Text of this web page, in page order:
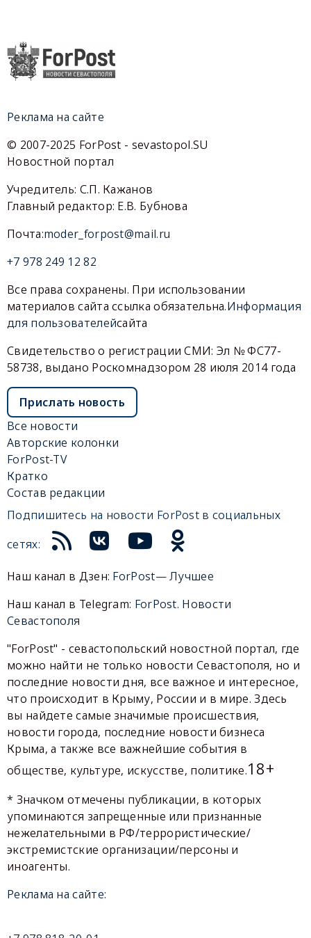
Реклама на сайте
© 2007-2025 ForPost - sevastopol.SU
Новостной портал
Учредитель: С.П. Кажанов
Главный редактор: Е.В. Бубнова
Почта:moder_forpost@mail.ru
+7 978 249 12 82
Все права сохранены. При использовании
материалов сайта ссылка обязательна.Информация
для пользователейсайта
Свидетельство о регистрации СМИ: Эл № ФС77-
58738, выдано Роскомнадзором 28 июля 2014 года
Прислать новость
Все новости
Авторские колонки
ForPost-TV
Кратко
Состав редакции
Подпишитесь на новости ForPost в социальных
сетях:
Наш канал в Дзен: ForPost— Лучшее
Наш канал в Telegram: ForPost. Новости
Севастополя
"ForPost" - севастопольский новостной портал, где
можно найти не только новости Севастополя, но и
последние новости дня, все важное и интересное,
что происходит в Крыму, России и в мире. Здесь
вы найдете самые значимые происшествия,
новости города, последние новости бизнеса
Крыма, а также все важнейшие события в
обществе, культуре, искусстве, политике.18+
* Значком отмечены публикации, в которых
упоминаются запрещенные или признанные
нежелательными в РФ/террористические/
экстремистские организации/персоны и
иноагенты.
Реклама на сайте: